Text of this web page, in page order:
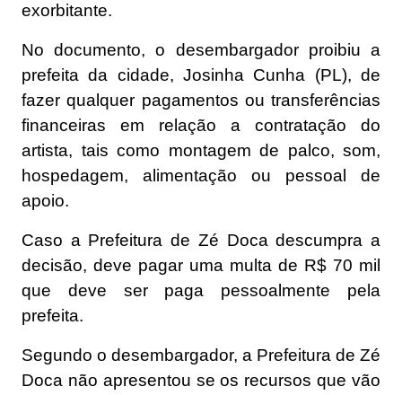
exorbitante.
No documento, o desembargador proibiu a
prefeita da cidade, Josinha Cunha (PL), de
fazer qualquer pagamentos ou transferências
financeiras em relação a contratação do
artista, tais como montagem de palco, som,
hospedagem, alimentação ou pessoal de
apoio.
Caso a Prefeitura de Zé Doca descumpra a
decisão, deve pagar uma multa de R$ 70 mil
que deve ser paga pessoalmente pela
prefeita.
Segundo o desembargador, a Prefeitura de Zé
Doca não apresentou se os recursos que vão